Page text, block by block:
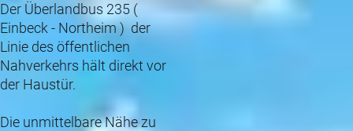
Der Überlandbus 235 (
Einbeck - Northeim ) der
Linie des öffentlichen
Nahverkehrs hält direkt vor
der Haustür.
Die unmittelbare Nähe zu